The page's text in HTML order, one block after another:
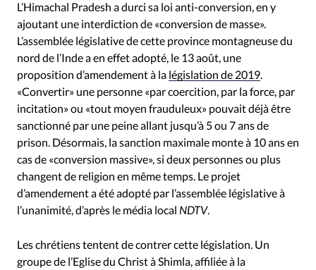
Mission
Monde People Politique
Religions
Société
L’Himachal Pradesh a durci sa loi anti-conversion, en y
ajoutant une interdiction de «conversion de masse».
L’assemblée législative de cette province montagneuse du
nord de l’Inde a en effet adopté, le 13 août, une
proposition d’amendement à la législation de 2019
«Convertir» une personne «par coercition, par la force, par
incitation» ou «tout moyen frauduleux» pouvait déjà être
sanctionné par une peine allant jusqu’à 5 ou 7 ans de
prison. Désormais, la sanction maximale monte à 10 ans en
cas de «conversion massive», si deux personnes ou plus
changent de religion en même temps. Le projet
d’amendement a été adopté par l’assemblée législative à
l’unanimité, d’après le média local NDTV.
Les chrétiens tentent de contrer cette législation. Un
groupe de l’Eglise du Christ à Shimla, affiliée à la